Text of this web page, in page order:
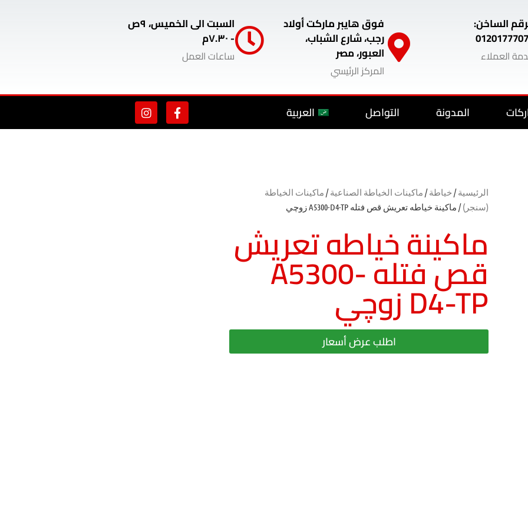
الساخن:
العملاء
فوق هايبر ماركت أولاد
رجب، شارع الشباب،
العبور، مصر
المركز الرئيسي
السبت الى الخميس، ٩ص
- ٧.٣٠م
ساعات العمل
المدونة التواصل العربية
الرئيسية/ خياطة/ ماكينات الخياطة الصناعية/ ماكينات الخياطة
(سنجر)/ ماكينة خياطه تعريش قص فتله A5300-D4-TP زوچي
ماكينة خياطه تعريش
قص فتله A5300-
D4-TP زوچي
اطلب عرض أسعار